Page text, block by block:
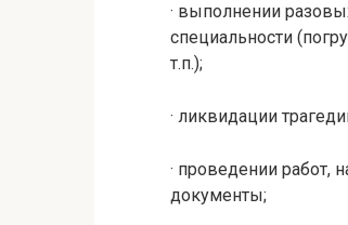
· выполнении
специальности
т.п.);
· ликвидации
· проведении работ,
документы;